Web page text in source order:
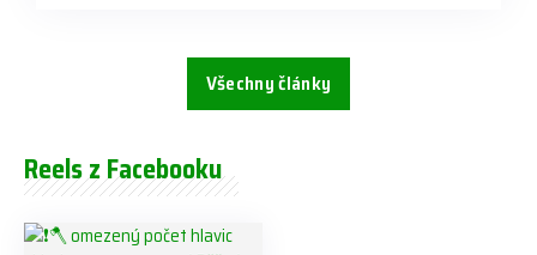
Všechny články
Reels z Facebooku